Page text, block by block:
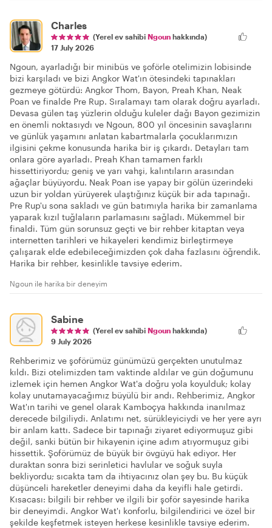
Charles
(Yerel ev sahibi Ngoun hakkında)
17 July 2026
Ngoun, ayarladığı bir minibüs ve şoförle otelimizin lobisinde
bizi karşıladı ve bizi Angkor Wat'ın ötesindeki tapınakları
gezmeye götürdü: Angkor Thom, Bayon, Preah Khan, Neak
Poan ve finalde Pre Rup. Sıralamayı tam olarak doğru ayarladı.
Devasa gülen taş yüzlerin olduğu kuleler dağı Bayon gezimizin
en önemli noktasıydı ve Ngoun, 800 yıl öncesinin savaşlarını
ve günlük yaşamını anlatan kabartmalarla çocuklarımızın
ilgisini çekme konusunda harika bir iş çıkardı. Detayları tam
onlara göre ayarladı. Preah Khan tamamen farklı
hissettiriyordu; geniş ve yarı vahşi, kalıntıların arasından
ağaçlar büyüyordu. Neak Poan ise yapay bir gölün üzerindeki
uzun bir yoldan yürüyerek ulaştığınız küçük bir ada tapınağı.
Pre Rup'u sona sakladı ve gün batımıyla harika bir zamanlama
yaparak kızıl tuğlaların parlamasını sağladı. Mükemmel bir
finaldi. Tüm gün sorunsuz geçti ve bir rehber kitaptan veya
internetten tarihleri ve hikayeleri kendimiz birleştirmeye
çalışarak elde edebileceğimizden çok daha fazlasını öğrendik.
Harika bir rehber, kesinlikle tavsiye ederim.
Ngoun ile harika bir deneyim
Sabine
(Yerel ev sahibi Ngoun hakkında)
9 July 2026
Rehberimiz ve şoförümüz günümüzü gerçekten unutulmaz
kıldı. Bizi otelimizden tam vaktinde aldılar ve gün doğumunu
izlemek için hemen Angkor Wat'a doğru yola koyulduk; kolay
kolay unutamayacağımız büyülü bir andı. Rehberimiz, Angkor
Wat'ın tarihi ve genel olarak Kamboçya hakkında inanılmaz
derecede bilgiliydi. Anlatımı net, sürükleyiciydi ve her yere ayrı
bir anlam kattı. Sadece bir tapınağı ziyaret ediyormuşuz gibi
değil, sanki bütün bir hikayenin içine adım atıyormuşuz gibi
hissettik. Şoförümüz de büyük bir övgüyü hak ediyor. Her
duraktan sonra bizi serinletici havlular ve soğuk suyla
bekliyordu; sıcakta tam da ihtiyacınız olan şey bu. Bu küçük
düşünceli hareketler deneyimi daha da keyifli hale getirdi.
Kısacası: bilgili bir rehber ve ilgili bir şoför sayesinde harika
bir deneyimdi. Angkor Wat'ı konforlu, bilgilendirici ve özel bir
şekilde keşfetmek isteyen herkese kesinlikle tavsiye ederim.